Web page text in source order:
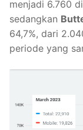
menjadi 6.760
sedangkan
64,7%, dari
periode yang